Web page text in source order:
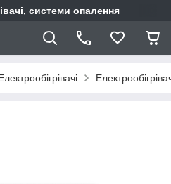
системи опалення